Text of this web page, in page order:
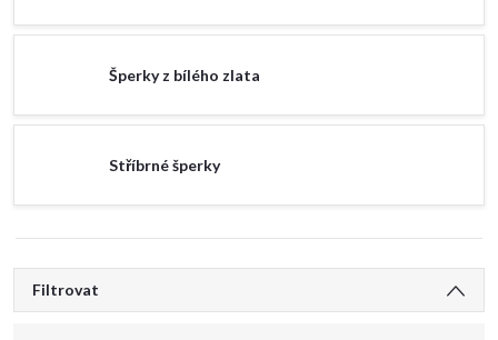
Šperky z bílého zlata
Stříbrné šperky
Filtrovat
V